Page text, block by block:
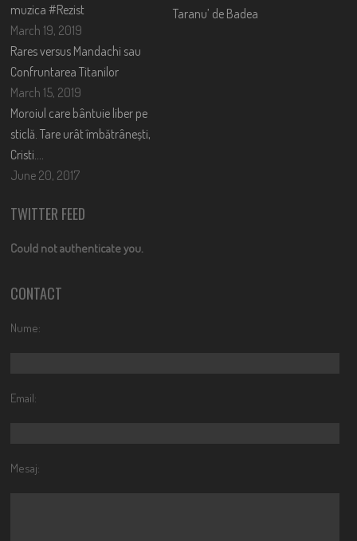
muzica #Rezist
March 19, 2019
Rares versus Mandachi sau
Confruntarea Titanilor
March 15, 2019
Moroiul care bântuie liber pe
sticlă. Tare urât îmbătrânești,
Cristi….
June 20, 2017
Taranu’ de Badea
TWITTER FEED
Could not authenticate you.
CONTACT
Nume:
Email:
Mesaj: